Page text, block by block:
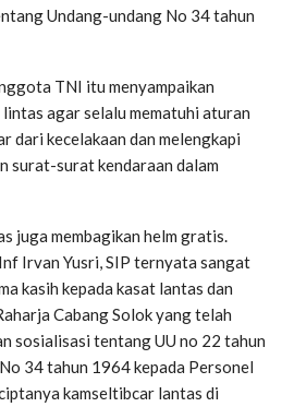
Undang-undang No 34 tahun
TNI itu menyampaikan
agar selalu mematuhi aturan
dari kecelakaan dan melengkapi
surat-surat kendaraan dalam
juga membagikan helm gratis.
Irvan Yusri, SIP ternyata sangat
kasih kepada kasat lantas dan
Cabang Solok yang telah
sosialisasi tentang UU no 22 tahun
34 tahun 1964 kepada Personel
kamseltibcar lantas di